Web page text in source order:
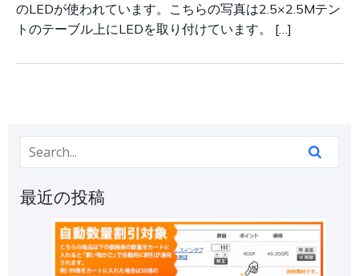
のLEDが使われています。こちらの写真は2.5×2.5Mテン
トのテーブル上にLEDを取り付けています。 […]
最近の投稿